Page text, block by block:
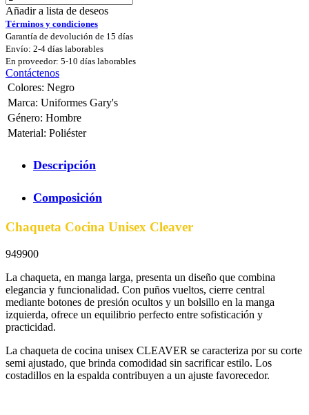
Añadir a lista de deseos
Términos y condiciones
Garantía de devolución de 15 días
Envío: 2-4 días laborables
En proveedor: 5-10 días laborables
Contáctenos
Colores: Negro
Marca: Uniformes Gary's
Género: Hombre
Material: Poliéster
Descripción
Composición
Chaqueta Cocina Unisex Cleaver
949900
La chaqueta, en manga larga, presenta un diseño que combina
elegancia y funcionalidad. Con puños vueltos, cierre central
mediante botones de presión ocultos y un bolsillo en la manga
izquierda, ofrece un equilibrio perfecto entre sofisticación y
practicidad.
La chaqueta de cocina unisex CLEAVER se caracteriza por su corte
semi ajustado, que brinda comodidad sin sacrificar estilo. Los
costadillos en la espalda contribuyen a un ajuste favorecedor.